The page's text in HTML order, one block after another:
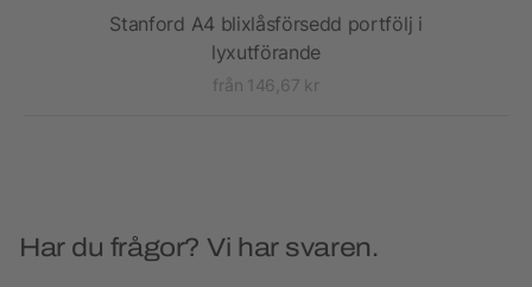
Stanford A4 blixlåsförsedd portfölj i
lyxutförande
från 146,67 kr
Har du frågor? Vi har svaren.